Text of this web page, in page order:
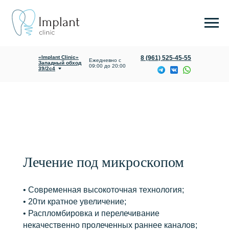
Ежедневно с
09:00 до 20:00
«Implant Clinic»
Западный обход
39/2с4
8 (961) 525-45-55
Лечение под микроскопом
• Современная высокоточная технология;
• 20ти кратное увеличение;
• Распломбировка и перелечивание
некачественно пролеченных раннее каналов;